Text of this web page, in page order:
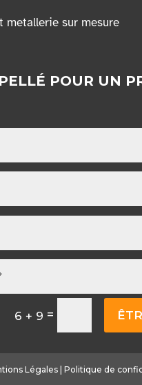
metallerie sur mesure
POUR UN
6 + 9 =
Légales| Politique de